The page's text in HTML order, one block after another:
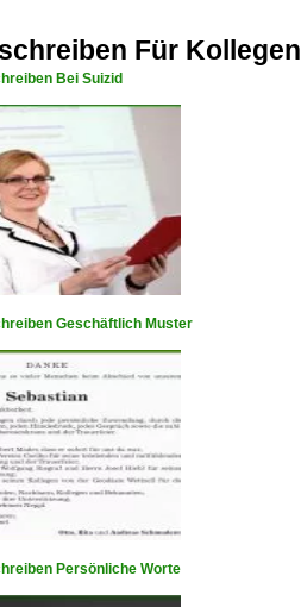
Für Kollegen
Bei Suizid
Geschäftlich Muster
Persönliche Worte